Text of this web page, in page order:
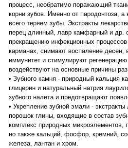
процесс, необратимо поражающий
корни зубов. Именно от пародонтоза,
всего теряем зубы. Экстракты
перец длинный, лавр камфарный и др.
прекращению инфекционных
карманах, снимают воспаление десен,
иммунитет и стимулируют
воздействуют на основные причины
• Зубного камня - природный кальция
глицерин и натуральный натрия
зубного налета и предотвращают
• Укрепление зубной эмали -
порошок глины, входящие в состав
комплекс природных микроэлементов,
но также кальций, фосфор, кремний,
железа, лантан и хром.